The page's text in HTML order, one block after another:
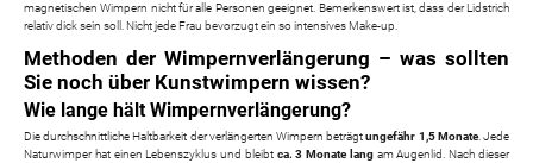
magnetischen Wimpern nicht für alle Personen geeignet. Bemerkenswert ist, dass der Lidstrich
relativ dick sein soll. Nicht jede Frau bevorzugt ein so intensives Make-up.
Methoden der Wimpernverlängerung – was sollten
Sie noch über Kunstwimpern wissen?
Wie lange hält Wimpernverlängerung?
Die durchschnittliche Haltbarkeit der verlängerten Wimpern beträgtungefähr 1,5 Monate. Jede
Naturwimper hat einen Lebenszyklus und bleibt ca. 3 Monate langam Augenlid. Nach dieser